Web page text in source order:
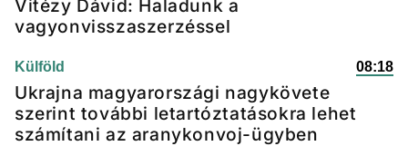
Vitézy Dávid: Haladunk a
vagyonvisszaszerzéssel
Külföld 08:18
Ukrajna magyarországi nagykövete
szerint további letartóztatásokra lehet
számítani az aranykonvoj-ügyben